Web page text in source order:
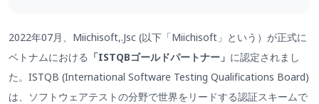
2022年07月、Miichisoft,.Jsc (以下「Miichisoft」という）が正式に
ベトナムにおける 「ISTQBゴールドパートナー」 に認定されまし
た。ISTQB (International Software Testing Qualifications Board)
は、ソフトウェアテストの分野で世界をリードする認証スキームで